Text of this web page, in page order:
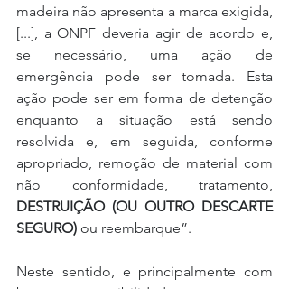
madeira não apresenta a marca exigida,
[...], a ONPF deveria agir de acordo e,
se necessário, uma ação de
emergência pode ser tomada. Esta
ação pode ser em forma de detenção
enquanto a situação está sendo
resolvida e, em seguida, conforme
apropriado, remoção de material com
DESTRUIÇÃO (OU OUTRO DESCARTE
SEGURO) ou reembarque”.
Neste sentido, e principalmente com